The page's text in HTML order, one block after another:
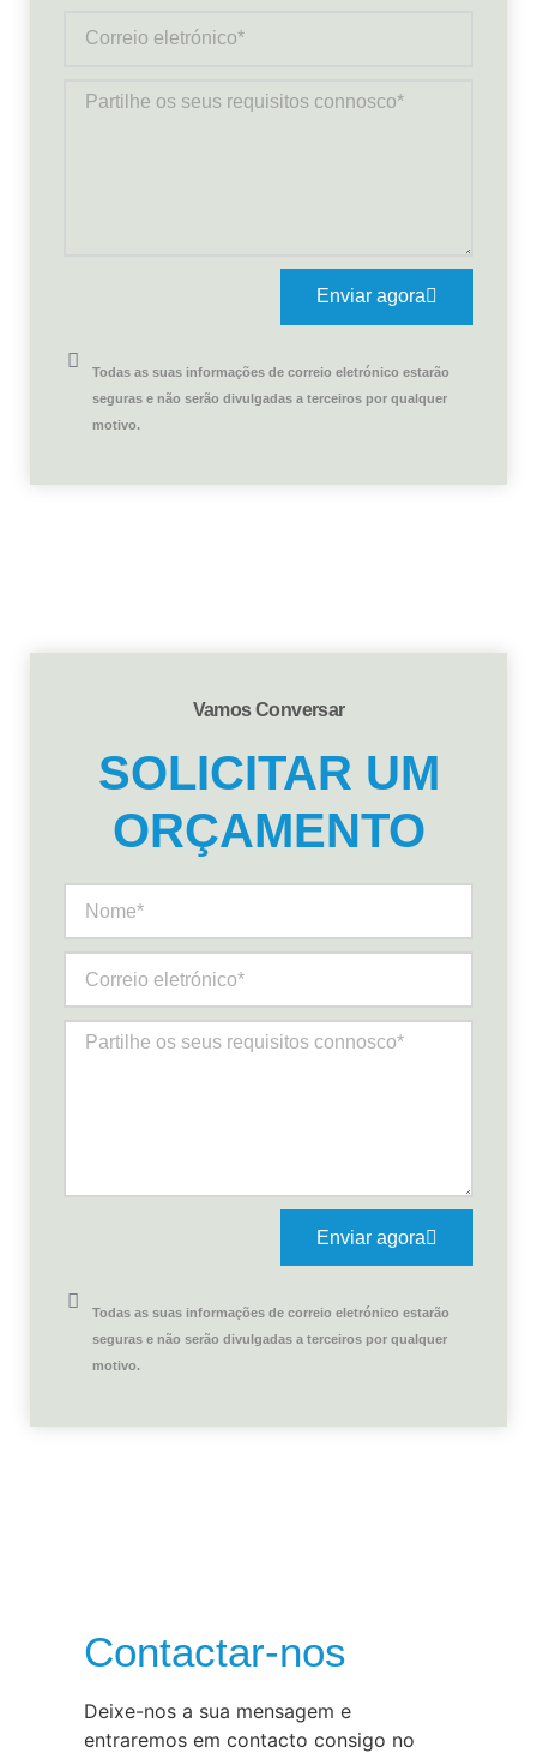
Enviar agora
Todas as suas informações de correio eletrónico estarão
seguras e não serão divulgadas a terceiros por qualquer
motivo.
Vamos Conversar
SOLICITAR UM
ORÇAMENTO
Enviar agora
Todas as suas informações de correio eletrónico estarão
seguras e não serão divulgadas a terceiros por qualquer
motivo.
Contactar-nos
Deixe-nos a sua mensagem e
entraremos em contacto consigo no